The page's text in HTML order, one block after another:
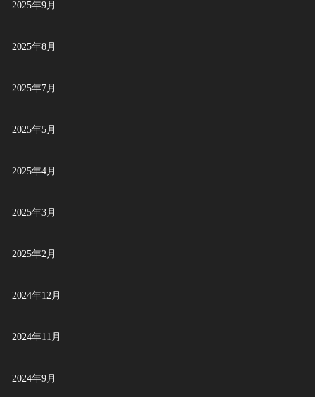
2025年9月
2025年8月
2025年7月
2025年5月
2025年4月
2025年3月
2025年2月
2024年12月
2024年11月
2024年9月